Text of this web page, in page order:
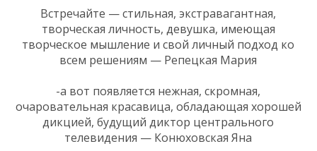
Встречайте — стильная, экстравагантная,
творческая личность, девушка, имеющая
творческое мышление и свой личный подход ко
всем решениям — Репецкая Мария
-а вот появляется нежная, скромная,
очаровательная красавица, обладающая хорошей
дикцией, будущий диктор центрального
телевидения — Конюховская Яна